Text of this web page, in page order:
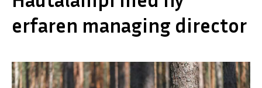
erfaren managing director